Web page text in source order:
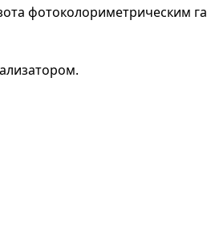
фотоколориметрическим